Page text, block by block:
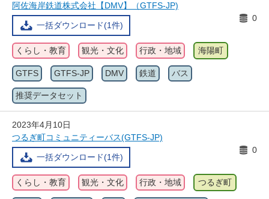
阿佐海岸鉄道株式会社【DMV】（GTFS-JP)
一括ダウンロード(1件)
0
くらし・教育 観光・文化 行政・地域 海陽町
GTFS GTFS-JP DMV 鉄道 バス
推奨データセット
2023年4月10日
つるぎ町コミュニティーバス(GTFS-JP)
一括ダウンロード(1件)
0
くらし・教育 観光・文化 行政・地域 つるぎ町